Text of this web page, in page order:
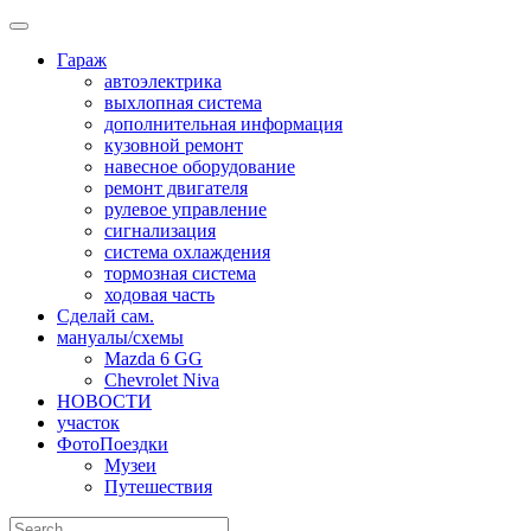
Skip
contentГараж
автоэлектрика
выхлопная система
дополнительная информация
кузовной ремонт
навесное оборудование
ремонт двигателя
рулевое управление
сигнализация
система охлаждения
тормозная система
ходовая часть
Сделай сам.
мануалы/схемы
Mazda 6 GG
Chevrolet Niva
НОВОСТИ
участок
ФотоПоездки
Музеи
Путешествия
Search